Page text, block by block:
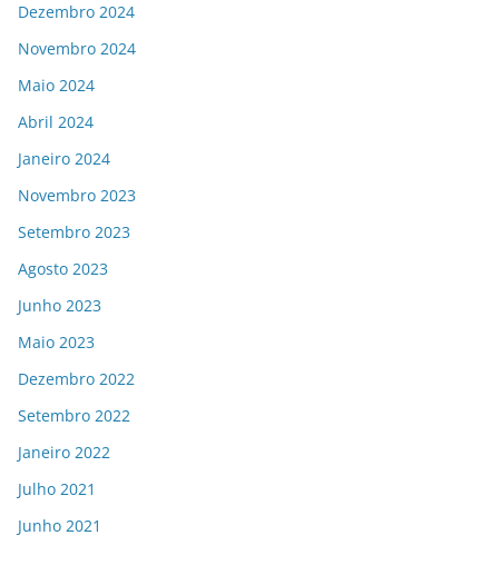
Dezembro 2024
Novembro 2024
Maio 2024
Abril 2024
Janeiro 2024
Novembro 2023
Setembro 2023
Agosto 2023
Junho 2023
Maio 2023
Dezembro 2022
Setembro 2022
Janeiro 2022
Julho 2021
Junho 2021